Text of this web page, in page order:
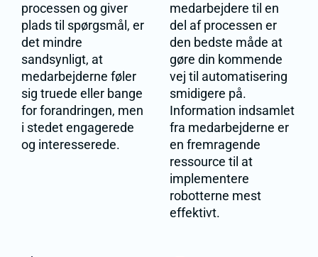
processen og giver
plads til spørgsmål, er
det mindre
sandsynligt, at
medarbejderne føler
sig truede eller bange
for forandringen, men
i stedet engagerede
og interesserede.
medarbejdere til en
del af processen er
den bedste måde at
gøre din kommende
vej til automatisering
smidigere på.
Information indsamlet
fra medarbejderne er
en fremragende
ressource til at
implementere
robotterne mest
effektivt.